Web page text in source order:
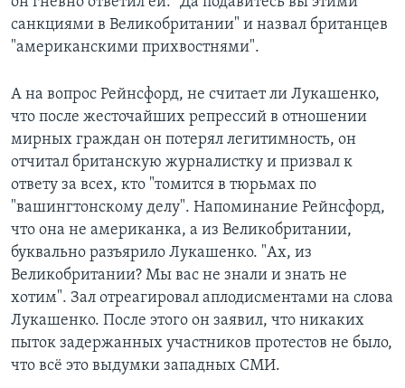
санкциями в Великобритании" и назвал британцев
"американскими прихвостнями".
А на вопрос Рейнсфорд, не считает ли Лукашенко,
что после жесточайших репрессий в отношении
мирных граждан он потерял легитимность, он
отчитал британскую журналистку и призвал к
ответу за всех, кто "томится в тюрьмах по
"вашингтонскому делу". Напоминание Рейнсфорд,
что она не американка, а из Великобритании,
буквально разъярило Лукашенко. "Ах, из
Великобритании? Мы вас не знали и знать не
хотим". Зал отреагировал аплодисментами на слова
Лукашенко. После этого он заявил, что никаких
пыток задержанных участников протестов не было,
что всё это выдумки западных СМИ.